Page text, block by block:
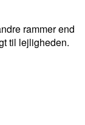
rammer end
til lejligheden.